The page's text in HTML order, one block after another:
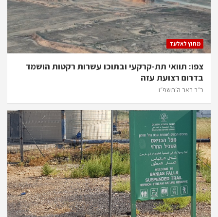
מחוץ לאלעד
צפו: תוואי תת-קרקעי ובתוכו עשרות רקטות הושמד
בדרום רצועת עזה
כ״ב באב ה׳תשפ״ו